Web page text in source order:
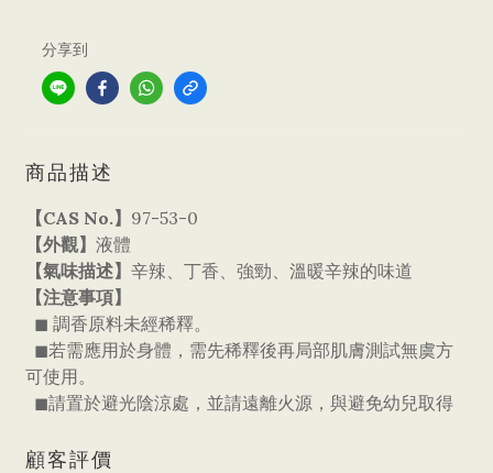
分享到
商品描述
【CAS No.】 97-53-0
【外觀】 液體
【氣味描述】 辛辣、丁香、強勁、溫暖辛辣的味道
【注意事項】
◼ 調香原料未經稀釋。
◼若需應用於身體，需先稀釋後再局部肌膚測試無虞方
可使用。
◼請置於避光陰涼處，並請遠離火源，與避免幼兒取得
顧客評價